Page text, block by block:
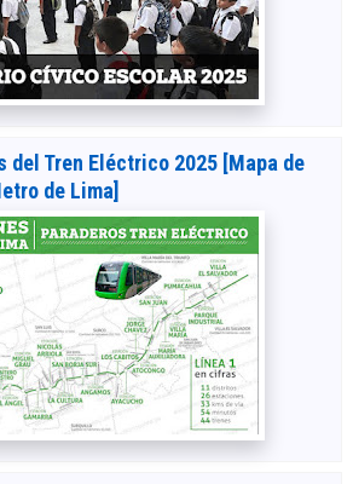
del Tren Eléctrico 2025 [Mapa de
de Lima]